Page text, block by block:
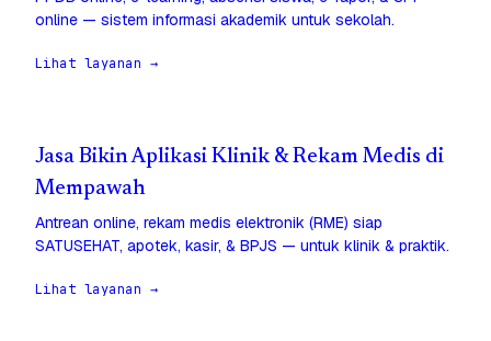
online — sistem informasi akademik untuk sekolah.
Lihat layanan →
Jasa Bikin Aplikasi Klinik & Rekam Medis di
Mempawah
Antrean online, rekam medis elektronik (RME) siap
SATUSEHAT, apotek, kasir, & BPJS — untuk klinik & praktik.
Lihat layanan →